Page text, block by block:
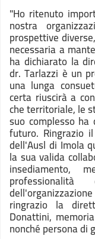
"Ho ritenuto
nostra
prospettive
necessaria a
ha dichiarato la
dr. Tarlazzi è un
una lunga
certa riuscirà a
che territoriale, le
suo complesso
futuro. Ringrazio
dell'Ausl di Imola
la sua valida
insediamento,
ringrazio la
Donattini,
nonché persona di